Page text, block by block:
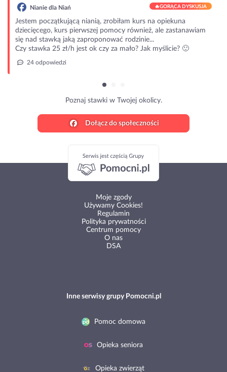
Nianie dla Niań 🔥GORĄCA DYSKUSJA
Jestem początkującą nianią, zrobiłam kurs na opiekuna
dziecięcego, kurs pierwszej pomocy również, ale zastanawiam
się nad stawką jaką zaproponować rodzinie...
Czy stawka 25 zł/h jest ok czy za mało? Jak myślicie? 🙂
24 odpowiedzi
Poznaj stawki w Twojej okolicy.
Dołącz do społeczności
Moje zgody
Używamy Cookies!
Regulamin
Polityka prywatności
Centrum pomocy
O nas
DSA
Inne serwisy grupy Pomocni.pl
Pomoc domowa
Opieka seniora
Opieka zwierząt